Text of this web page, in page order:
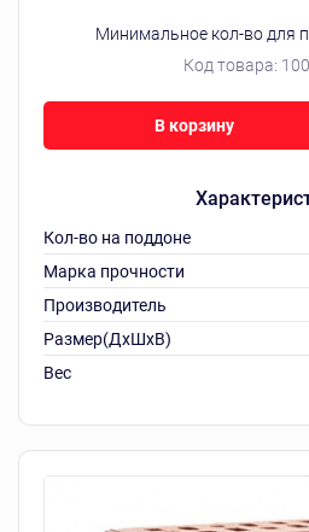
Код товара:
Минимальное кол-во для
Кол-во на поддоне
Марка прочности
Производитель
Размер(ДхШхВ)
Вес
В корзину